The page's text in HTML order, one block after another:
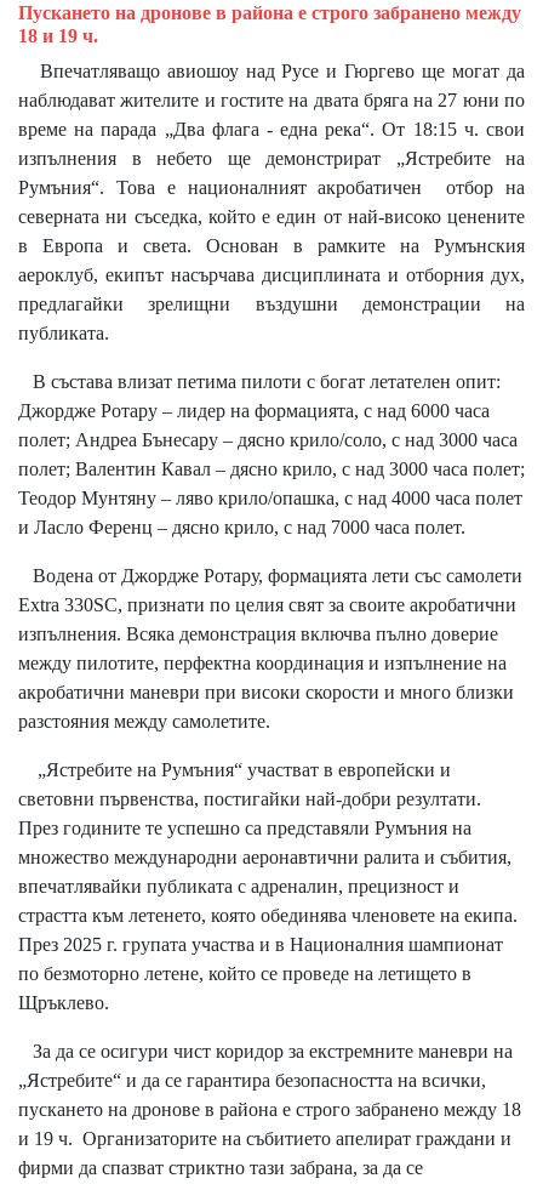
Пускането на дронове в района е строго забранено между
18 и 19 ч.
Впечатляващо авиошоу над Русе и Гюргево ще могат да
наблюдават жителите и гостите на двата бряга на 27 юни по
време на парада „Два флага - една река“. От 18:15 ч. свои
изпълнения в небето ще демонстрират „Ястребите на
Румъния“. Това е националният акробатичен отбор на
северната ни съседка, който е един от най-високо ценените
в Европа и света. Основан в рамките на Румънския
аероклуб, екипът насърчава дисциплината и отборния дух,
предлагайки зрелищни въздушни демонстрации на
публиката.
В състава влизат петима пилоти с богат летателен опит:
Джордже Ротару – лидер на формацията, с над 6000 часа
полет; Андреа Бънесару – дясно крило/соло, с над 3000 часа
полет; Валентин Кавал – дясно крило, с над 3000 часа полет;
Теодор Мунтяну – ляво крило/опашка, с над 4000 часа полет
и Ласло Ференц – дясно крило, с над 7000 часа полет.
Водена от Джордже Ротару, формацията лети със самолети
Extra 330SC, признати по целия свят за своите акробатични
изпълнения. Всяка демонстрация включва пълно доверие
между пилотите, перфектна координация и изпълнение на
акробатични маневри при високи скорости и много близки
разстояния между самолетите.
„Ястребите на Румъния“ участват в европейски и
световни първенства, постигайки най-добри резултати.
През годините те успешно са представяли Румъния на
множество международни аеронавтични ралита и събития,
впечатлявайки публиката с адреналин, прецизност и
страстта към летенето, която обединява членовете на екипа.
През 2025 г. групата участва и в Националния шампионат
по безмоторно летене, който се проведе на летището в
Щръклево.
За да се осигури чист коридор за екстремните маневри на
„Ястребите“ и да се гарантира безопасността на всички,
пускането на дронове в района е строго забранено между 18
и 19 ч. Организаторите на събитието апелират граждани и
фирми да спазват стриктно тази забрана, за да се